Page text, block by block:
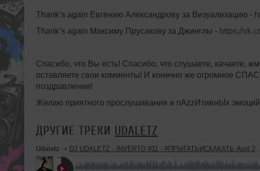
Thank’s again Евгению Александрову за Визуализацию -
Thank’s again Максиму Прусакову за Джинглы - https://
Спасибо, что Вы есть! Спасибо, что слушаете, качаете,
оставляете свои комменты! И конечно же огромное
поздравления!
Желаю приятного прослушивания и пАzzИтивнЫх
ДРУГИЕ ТРЕКИ UDALETZ
Udaletz ➝ DJ UDALETZ - INVERTO #11 - #ПРЫГАТЬИСКАКАТЬ April 2015